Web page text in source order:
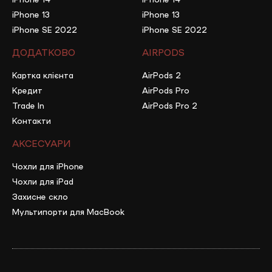
Ви можете оформити оплату частинами від цього банку
на термін до 36 місяць та на той бюджет, який вам
відкритий у самому додатку банку. Оформлення
щоб у вас був відкритий ліміт на оплату частинами у Mono
– Нова Пошта НОВИНКА
Ви можете замовити ґаджет належним платежем та
розділити цю суму на 12 місяців з мінімального комісією
2,5%. Важливо, щоб у вас був відкритий ліміт на
iPhone 13
iPhone SE 2022
iPhone 13
iPhone SE 2022
ДОДАТКОВО
Картка клієнта
Кредит
Trade In
Контакти
AIRPODS
AirPods 2
AirPods Pro
AirPods Pro 2
АКСЕСУАРИ
Чохли для iPhone
Чохли для iPad
Захисне скло
Мультипорти для MacBook